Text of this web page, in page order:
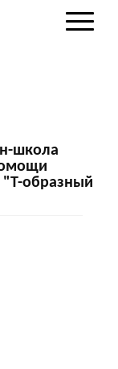
школа
образный